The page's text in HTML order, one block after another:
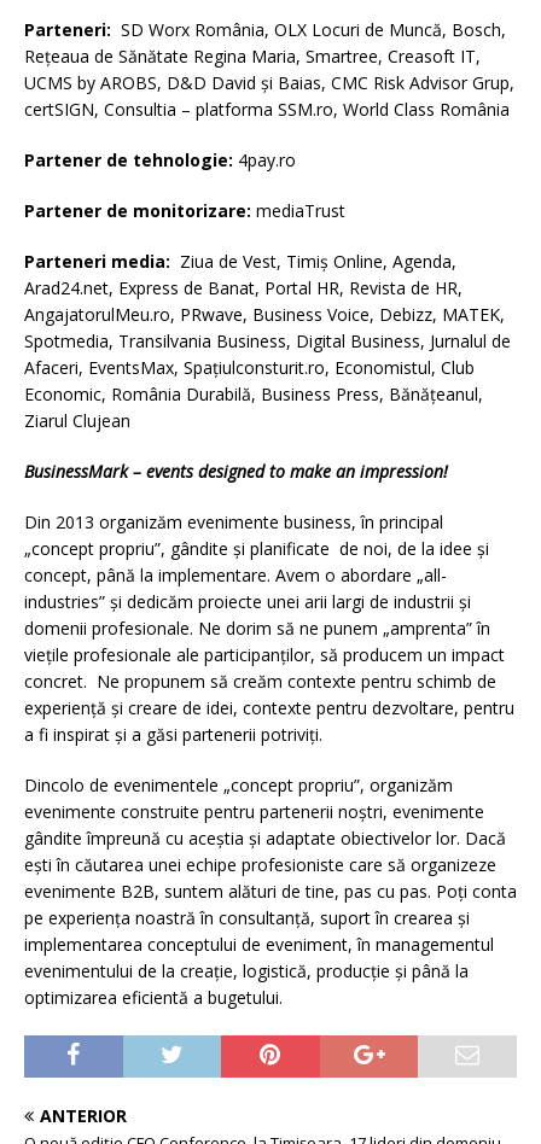
Parteneri: SD Worx România, OLX Locuri de Muncă, Bosch,
Rețeaua de Sănătate Regina Maria, Smartree, Creasoft IT,
UCMS by AROBS, D&D David și Baias, CMC Risk Advisor Grup,
certSIGN, Consultia – platforma SSM.ro, World Class România
Partener de tehnologie: 4pay.ro
Partener de monitorizare: mediaTrust
Parteneri media: Ziua de Vest, Timiș Online, Agenda,
Arad24.net, Express de Banat, Portal HR, Revista de HR,
AngajatorulMeu.ro, PRwave, Business Voice, Debizz, MATEK,
Spotmedia, Transilvania Business, Digital Business, Jurnalul de
Afaceri, EventsMax, Spațiulconsturit.ro, Economistul, Club
Economic, România Durabilă, Business Press, Bănățeanul,
Ziarul Clujean
BusinessMark – events designed to make an impression!
Din 2013 organizăm evenimente business, în principal
„concept propriu”, gândite și planificate de noi, de la idee și
concept, până la implementare. Avem o abordare „all-
industries” și dedicăm proiecte unei arii largi de industrii și
domenii profesionale. Ne dorim să ne punem „amprenta” în
viețile profesionale ale participanților, să producem un impact
concret. Ne propunem să creăm contexte pentru schimb de
experiență și creare de idei, contexte pentru dezvoltare, pentru
a fi inspirat și a găsi partenerii potriviți.
Dincolo de evenimentele „concept propriu”, organizăm
evenimente construite pentru partenerii noștri, evenimente
gândite împreună cu aceștia și adaptate obiectivelor lor. Dacă
ești în căutarea unei echipe profesioniste care să organizeze
evenimente B2B, suntem alături de tine, pas cu pas. Poți conta
pe experiența noastră în consultanță, suport în crearea și
implementarea conceptului de eveniment, în managementul
evenimentului de la creație, logistică, producție și până la
optimizarea eficientă a bugetului.
ANTERIOR